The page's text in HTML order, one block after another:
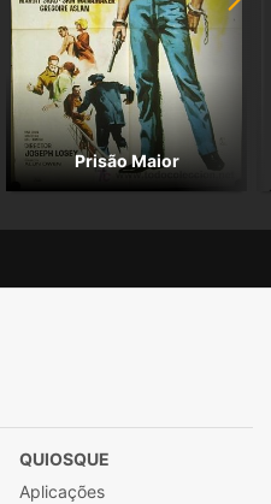
Prisão Maior
QUIOSQUE
Aplicações